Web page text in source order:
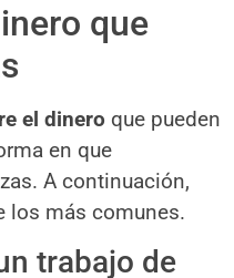
que
el dinero que pueden
en que
A continuación,
los más comunes.
trabajo de